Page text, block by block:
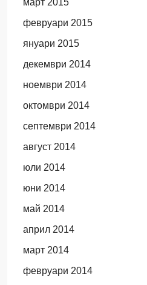
март 2015
февруари 2015
януари 2015
декември 2014
ноември 2014
октомври 2014
септември 2014
август 2014
юли 2014
юни 2014
май 2014
април 2014
март 2014
февруари 2014